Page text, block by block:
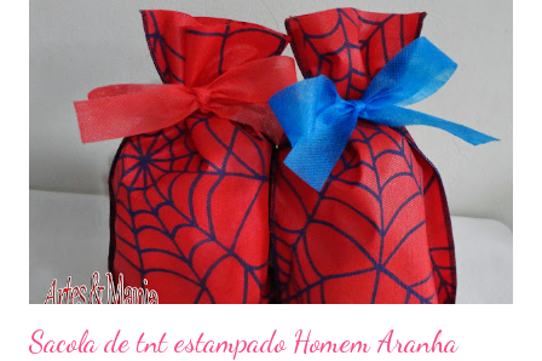
Sacola de tnt estampado Homem Aranha